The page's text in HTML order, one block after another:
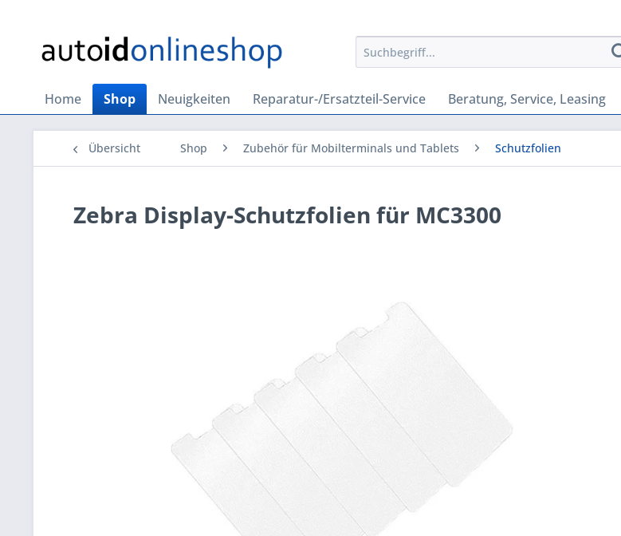
Home Shop Neuigkeiten Reparatur-/Ersatzteil-Service Beratung, Service, Leasing
Übersicht Shop Zubehör für Mobilterminals und Tablets Schutzfolien
Zebra Display-Schutzfolien für MC3300